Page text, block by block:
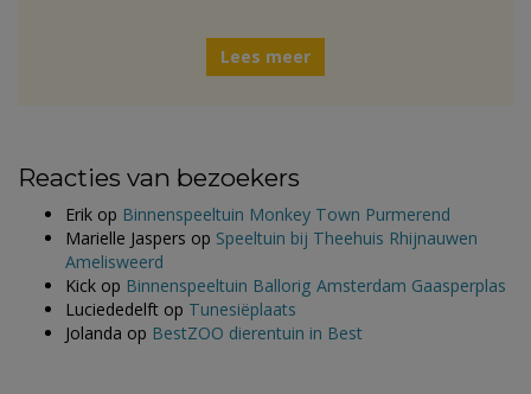
Lees meer
Reacties van bezoekers
Erik op Binnenspeeltuin Monkey Town Purmerend
Marielle Jaspers op Speeltuin bij Theehuis Rhijnauwen
Amelisweerd
Kick op Binnenspeeltuin Ballorig Amsterdam Gaasperplas
Luciededelft op Tunesiëplaats
Jolanda op BestZOO dierentuin in Best